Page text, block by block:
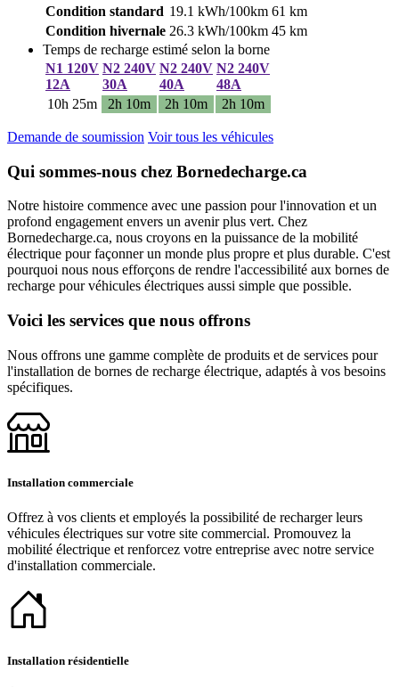
Condition standard 19.1 kWh/100km 61 km
Condition hivernale 26.3 kWh/100km 45 km
Temps de recharge estimé selon la borne
N1 120V
12A
N2 240V
30A
N2 240V
40A
N2 240V
48A
10h 25m
2h 10m 2h 10m 2h 10m
Demande de soumission Voir tous les véhicules
Qui sommes-nous chez Bornedecharge.ca
Notre histoire commence avec une passion pour l'innovation et un
profond engagement envers un avenir plus vert. Chez
Bornedecharge.ca, nous croyons en la puissance de la mobilité
électrique pour façonner un monde plus propre et plus durable. C'est
pourquoi nous nous efforçons de rendre l'accessibilité aux bornes de
recharge pour véhicules électriques aussi simple que possible.
Voici les services que nous offrons
Nous offrons une gamme complète de produits et de services pour
l'installation de bornes de recharge électrique, adaptés à vos besoins
spécifiques.
Installation commerciale
Offrez à vos clients et employés la possibilité de recharger leurs
véhicules électriques sur votre site commercial. Promouvez la
mobilité électrique et renforcez votre entreprise avec notre service
d'installation commerciale.
Installation résidentielle